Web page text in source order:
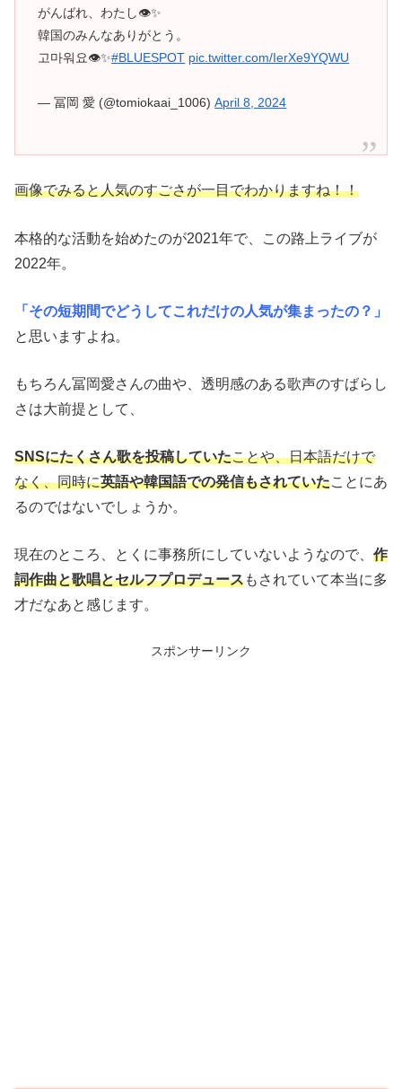
がんばれ、わたし👁️✨
韓国のみんなありがとう。
고마워요👁✨#BLUESPOT pic.twitter.com/IerXe9YQWU
— 冨岡 愛 (@tomiokaai_1006)April 8, 2024
画像でみると人気のすごさが一目でわかりますね！！
本格的な活動を始めたのが2021年で、この路上ライブが
2022年。
「その短期間でどうしてこれだけの人気が集まったの？」
と思いますよね。
もちろん冨岡愛さんの曲や、透明感のある歌声のすばらし
さは大前提として、
SNSにたくさん歌を投稿していたことや、日本語だけで
なく、同時に英語や韓国語での発信もされていたことにあ
るのではないでしょうか。
現在のところ、とくに事務所にしていないようなので、 作
詞作曲と歌唱とセルフプロデュースもされていて本当に多
才だなあと感じます。
スポンサーリンク